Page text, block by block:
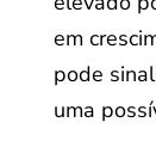
em
pode
uma